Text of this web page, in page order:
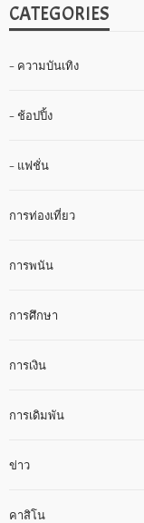
CATEGORIES
– ความบันเทิง
– ช้อปปิ้ง
– แฟชั่น
การท่องเที่ยว
การพนัน
การศึกษา
การเงิน
การเดิมพัน
ข่าว
คาสิโน